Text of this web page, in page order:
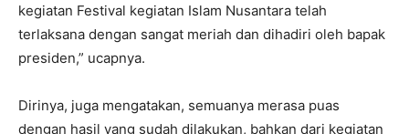
kegiatan Festival kegiatan Islam Nusantara telah
terlaksana dengan sangat meriah dan dihadiri oleh bapak
presiden,” ucapnya.
Dirinya, juga mengatakan, semuanya merasa puas
dengan hasil yang sudah dilakukan, bahkan dari kegiatan